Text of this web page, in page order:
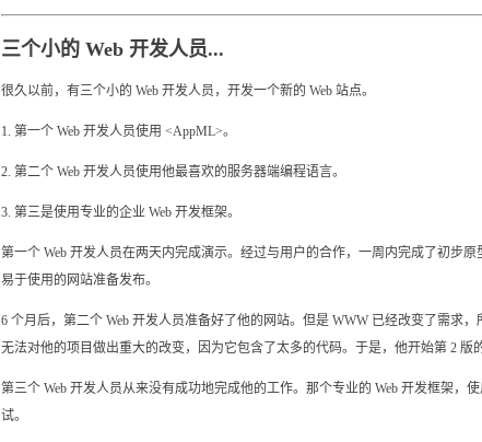
三个小的 Web 开发人员...
很久以前，有三个小的 Web 开发人员，开发一个新的 Web 站点。
1. 第一个 Web 开发人员使用 <AppML>。
2. 第二个 Web 开发人员使用他最喜欢的服务器端编程语言。
3. 第三是使用专业的企业 Web 开发框架。
第一个 Web 开发人员在两天内完成演示。经过与用户的合作，一周内完成了初步
易于使用的网站准备发布。
6 个月后，第二个 Web 开发人员准备好了他的网站。但是 WWW 已经改变了需求
无法对他的项目做出重大的改变，因为它包含了太多的代码。于是，他开始第 2 版
第三个 Web 开发人员从来没有成功地完成他的工作。那个专业的 Web 开发框架，
试。